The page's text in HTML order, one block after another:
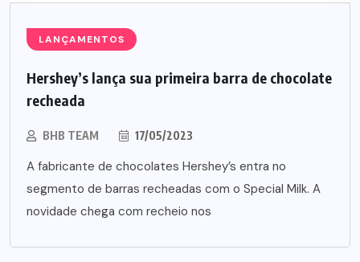
LANÇAMENTOS
Hershey’s lança sua primeira barra de chocolate
recheada
BHB TEAM 17/05/2023
A fabricante de chocolates Hershey’s entra no
segmento de barras recheadas com o Special Milk. A
novidade chega com recheio nos